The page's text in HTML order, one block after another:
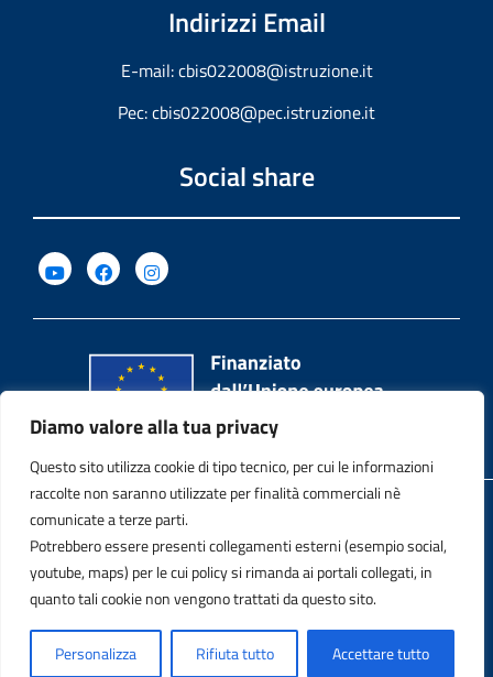
Diamo valore alla tua privacy
Questo sito utilizza cookie di tipo tecnico, per cui le informazioni
raccolte non saranno utilizzate per finalità commerciali nè
comunicate a terze parti.
Potrebbero essere presenti collegamenti esterni (esempio social,
youtube, maps) per le cui policy si rimanda ai portali collegati, in
quanto tali cookie non vengono trattati da questo sito.
Personalizza Rifiuta tutto Accettare tutto
Indirizzi Email
E-mail:cbis022008@istruzione.it
Pec:cbis022008@pec.istruzione.it
Social share
Privacy Policy
Note legali
Contatti
Dichiarazione di accessibilità